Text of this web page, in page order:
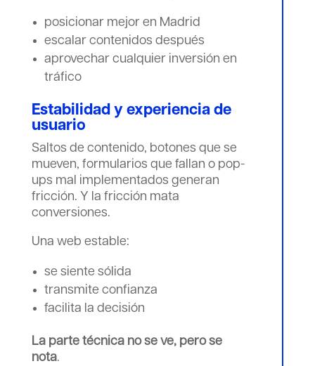
posicionar mejor en Madrid
escalar contenidos después
aprovechar cualquier inversión en
tráfico
Estabilidad y experiencia de
usuario
Saltos de contenido, botones que se
mueven, formularios que fallan o pop-
ups mal implementados generan
fricción. Y la fricción mata
conversiones.
Una web estable:
se siente sólida
transmite confianza
facilita la decisión
La parte técnica no se ve, pero se
nota.